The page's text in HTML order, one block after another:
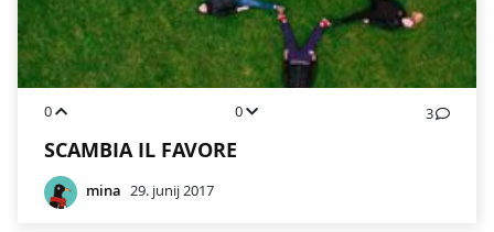
0 0 3
SCAMBIA IL FAVORE
mina 29. junij 2017